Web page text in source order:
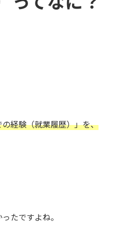
経験（就業履歴）」を、
たですよね。